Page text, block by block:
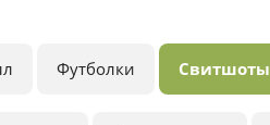
Футболки Свитшоты